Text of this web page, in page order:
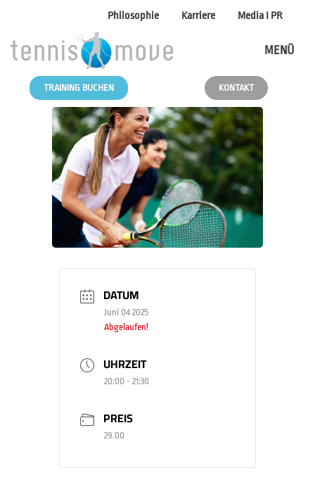
Philosophie Karriere Media I PR
MENÜ
TRAINING BUCHEN KONTAKT
DATUM
Juni 04 2025
Abgelaufen!
UHRZEIT
20:00 - 21:30
PREIS
29.00